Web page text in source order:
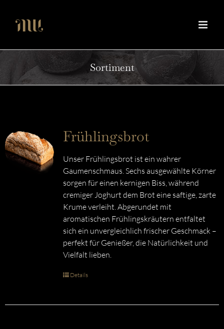
Inhalt
springen
Sortiment
Frühlingsbrot
Unser Frühlingsbrot ist ein wahrer
Gaumenschmaus. Sechs ausgewählte Körner
sorgen für einen kernigen Biss, während
cremiger Joghurt dem Brot eine saftige, zarte
Krume verleiht. Abgerundet mit
aromatischen Frühlingskräutern entfaltet
sich ein unvergleichlich frischer Geschmack –
perfekt für Genießer, die Natürlichkeit und
Vielfalt lieben.
Details